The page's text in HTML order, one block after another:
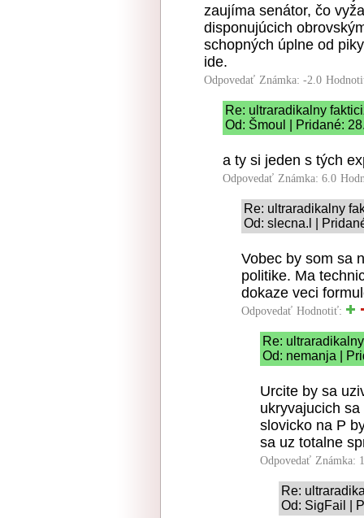
zaujíma senátor, čo
disponujúcich
schopných úplne od
ide.
Odpovedať Známka: -2.0
Re: ultraradikalny
Od: Šmoul | Pridané:
a ty si jeden s tých
Odpovedať Známka: 6.0
Re: ultraradikalny
Od: slecna.l |
Vobec by som sa
politike. Ma
dokaze veci
Odpovedať Hodnotiť:
Re:
Od: nemanja |
Urcite by sa
ukryvajucich
slovicko na P
sa uz totalne
Odpovedať Známka:
Re:
Od: SigFail |